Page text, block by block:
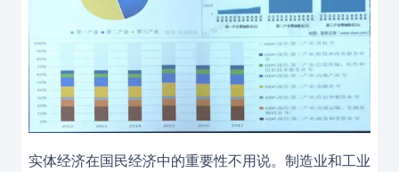
实体经济在国民经济中的重要性不用说。制造业和工业